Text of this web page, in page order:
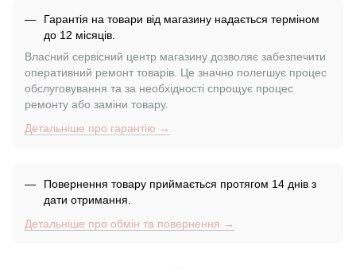
Гарантія на товари від магазину надається терміном
до 12 місяців.
Власний сервісний центр магазину дозволяє забезпечити
оперативний ремонт товарів. Це значно полегшує процес
обслуговування та за необхідності спрощує процес
ремонту або заміни товару.
Детальніше про гарантію →
Повернення товару приймається протягом 14 днів з
дати отримання.
Детальніше про обмін та повернення →